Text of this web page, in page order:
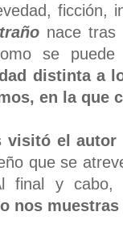
ficción,
nace tras
se
distinta a
en la que
visitó el autor
que se
final y
nos